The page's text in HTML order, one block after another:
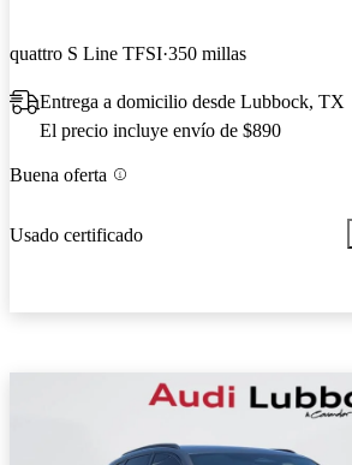
quattro S Line TFSI 350 millas
Entrega a domicilio desde Lubbock, TX
El precio incluye envío de $890
Buena oferta
Usado certificado